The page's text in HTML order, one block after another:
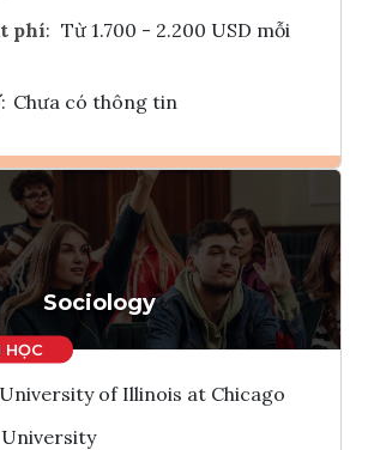
phí: Từ 1.700 - 2.200 USD mỗi
: Chưa có thông tin
Ghi danh
Tham vấn Interlink
Sociology
University of Illinois at Chicago
University